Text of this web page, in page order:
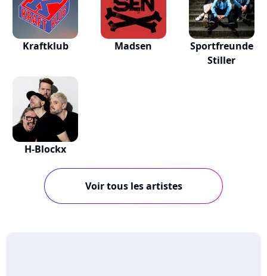
Kraftklub Madsen
Sportfreunde
Stiller
H-Blockx
Voir tous les artistes